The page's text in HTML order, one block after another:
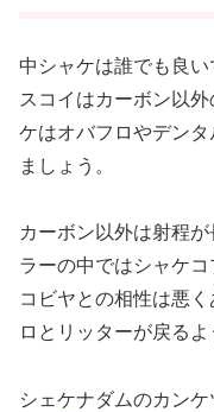
中シャケは誰でも良い
スコイはカーボン以外
ケはオバフロやデン
ましょう。
カーボン以外は射程
ラーの中ではシャケ
コビヤとの相性は悪
ロとリッターが戻るよ
シェケナダムのカン